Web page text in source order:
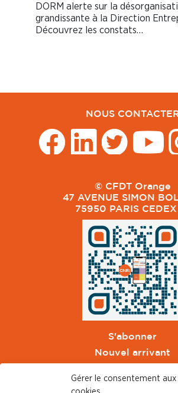
Gérer le consentement aux
DORM alerte sur la
grandissante à la Direction
Découvrez les constats…
NOUS
© CFDT Orange
47 AVENUE SIMON
75950 PARIS CEDEX
S'abonner
Nouvel arrivant